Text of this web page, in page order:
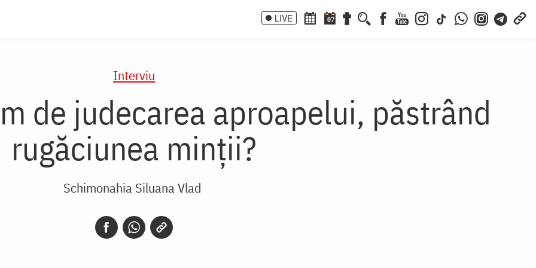
LIVE 07
Interviu
de judecarea aproapelui, păstrând
rugăciunea minții?
Schimonahia Siluana Vlad